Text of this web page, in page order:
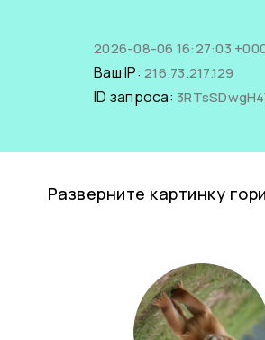
2026-08-06 16:27:03
Ваш IP: 216.73.217.129
ID запроса:
Разверните картинку